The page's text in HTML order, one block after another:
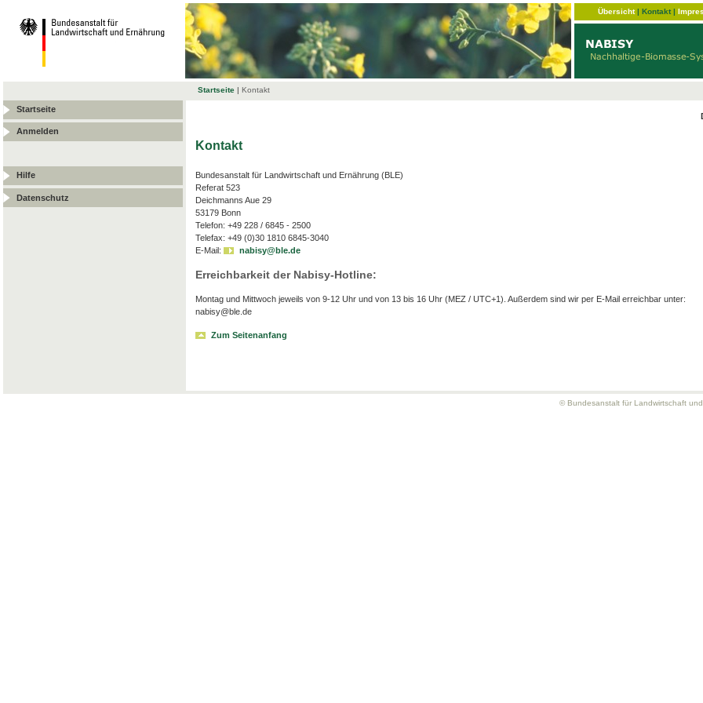
Übersicht| Kontakt|
Startseite | Kontakt
Startseite
Anmelden
Hilfe
Datenschutz
Kontakt
Bundesanstalt für Landwirtschaft und Ernährung (BLE)
Referat 523
Deichmanns Aue 29
53179 Bonn
Telefon: +49 228 / 6845 - 2500
Telefax: +49 (0)30 1810 6845-3040
E-Mail:
nabisy@ble.de
Erreichbarkeit der Nabisy-Hotline:
Montag und Mittwoch jeweils von 9-12 Uhr und von 13 bis 16 Uhr (MEZ / UTC+1). Außerdem sind wir per E-Mail erreichbar unter:
nabisy@ble.de
Zum Seitenanfang
© Bundesanstalt für Landwirtschaft